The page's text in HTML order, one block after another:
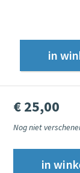
€ 25,00
Nog niet